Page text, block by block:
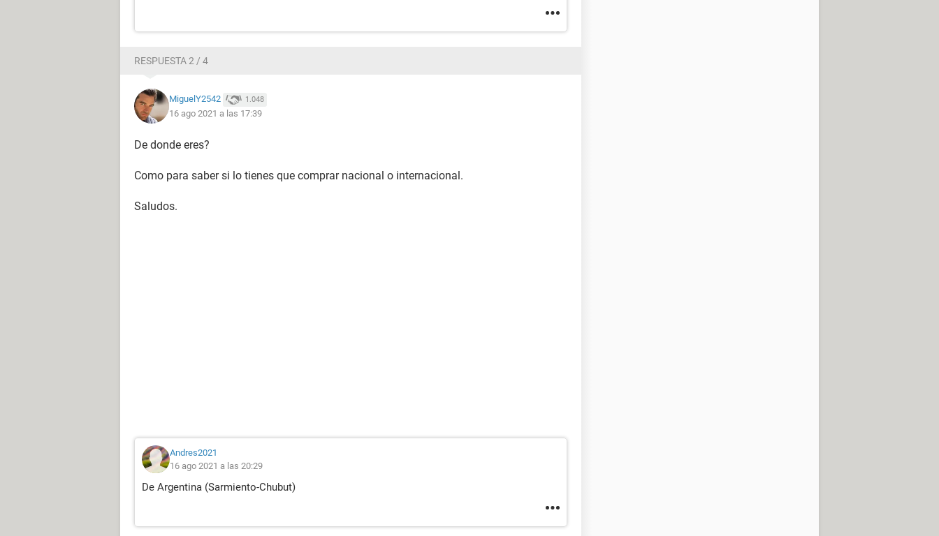
RESPUESTA 2 / 4
MiguelY2542 1.048
16 ago 2021 a las 17:39
De donde eres?
Como para saber si lo tienes que comprar nacional o internacional.
Saludos.
Andres2021
16 ago 2021 a las 20:29
De Argentina (Sarmiento-Chubut)